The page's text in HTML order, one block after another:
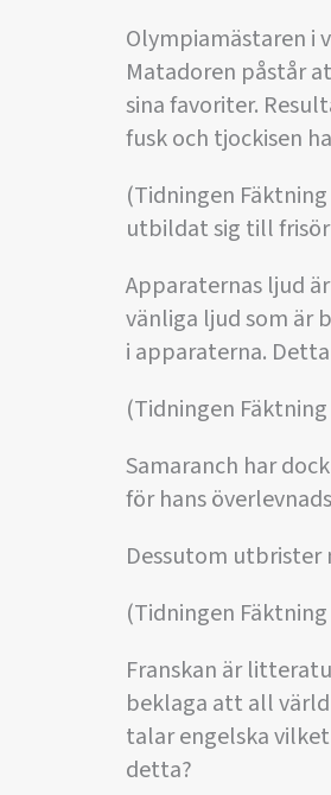
Olympiamästaren i
Matadoren påstår
sina favoriter.
fusk och tjockisen
(Tidningen
utbildat sig till
Apparaternas ljud
vänliga ljud som är
i apparaterna.
(Tidningen
Samaranch har
för hans
Dessutom utbrister
(Tidningen
Franskan är
beklaga att all
talar engelska
detta?